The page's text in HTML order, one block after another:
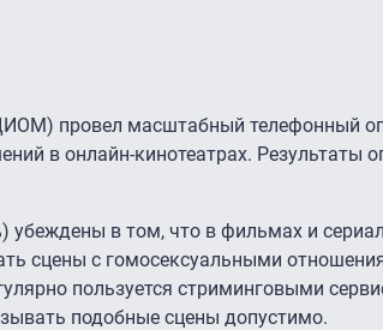
провел масштабный телефонный
в онлайн-кинотеатрах. Результаты
убеждены в том, что в фильмах и
сцены с гомосексуальными
пользуется стриминговыми
подобные сцены допустимо.